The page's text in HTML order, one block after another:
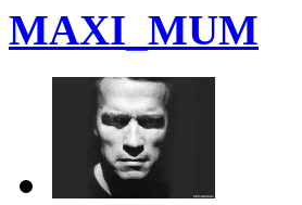
MAXI_MUM